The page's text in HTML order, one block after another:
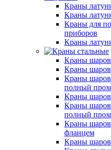
Краны
Краны
Краны для
приборов
Краны
Краны
Краны
Краны
полный
Краны
Краны
полный
Краны
фланцем
Краны